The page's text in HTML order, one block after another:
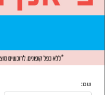
מערכות ישיבה ופינות אוכל SHTIBAY
שם: